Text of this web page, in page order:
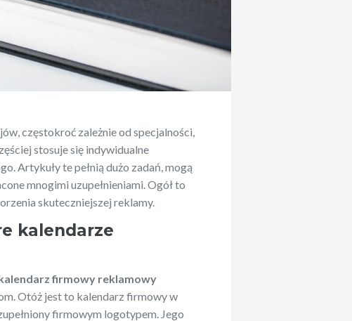
częstokroć zależnie od specjalności,
stosuje się indywidualne
Artykuły te pełnią dużo zadań, mogą
mnogimi uzupełnieniami. Ogół to
skuteczniejszej reklamy.
kalendarze
firmowy reklamowy
Otóż jest to kalendarz firmowy w
firmowym logotypem. Jego